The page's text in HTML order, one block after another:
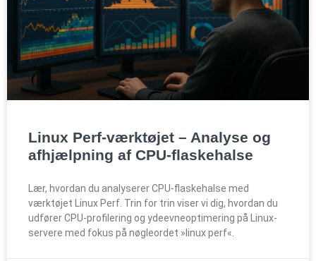
Linux Perf-værktøjet – Analyse og
afhjælpning af CPU-flaskehalse
Lær, hvordan du analyserer CPU-flaskehalse med
værktøjet Linux Perf. Trin for trin viser vi dig, hvordan du
udfører CPU-profilering og ydeevneoptimering på Linux-
servere med fokus på nøgleordet »linux perf«.